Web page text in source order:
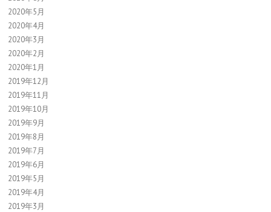
2020年5月
2020年4月
2020年3月
2020年2月
2020年1月
2019年12月
2019年11月
2019年10月
2019年9月
2019年8月
2019年7月
2019年6月
2019年5月
2019年4月
2019年3月